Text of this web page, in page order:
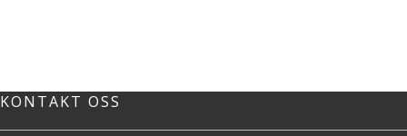
KONTAKT OSS